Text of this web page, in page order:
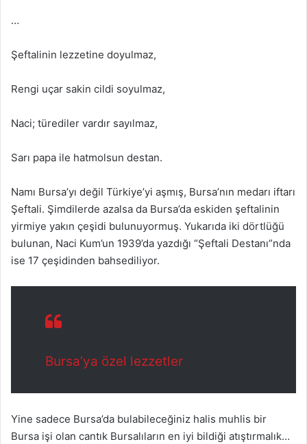
…
Şeftalinin lezzetine doyulmaz,
Rengi uçar sakin cildi soyulmaz,
Naci; türediler vardır sayılmaz,
Sarı papa ile hatmolsun destan.
Namı Bursa’yı değil Türkiye’yi aşmış, Bursa’nın medarı iftarı
Şeftali. Şimdilerde azalsa da Bursa’da eskiden şeftalinin
yirmiye yakın çeşidi bulunuyormuş. Yukarıda iki dörtlüğü
bulunan, Naci Kum’un 1939’da yazdığı “Şeftali Destanı”nda
ise 17 çeşidinden bahsediliyor.
Bursa’ya özel lezzetler
Yine sadece Bursa’da bulabileceğiniz halis muhlis bir
Bursa işi olan cantık Bursalıların en iyi bildiği atıştırmalık…